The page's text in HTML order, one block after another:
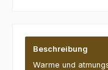
Beschreibung
Warme und